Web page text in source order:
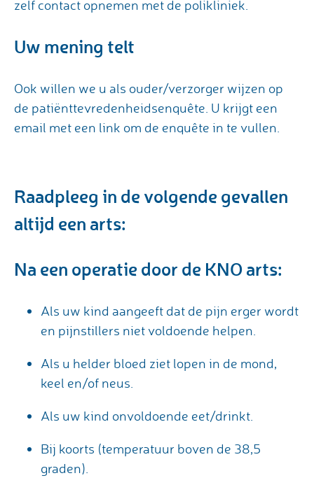
zelf contact opnemen met de polikliniek.
Uw mening telt
Ook willen we u als ouder/verzorger wijzen op
de patiënttevredenheidsenquête. U krijgt een
email met een link om de enquête in te vullen.
Raadpleeg in de volgende gevallen
altijd een arts:
Na een operatie door de KNO arts:
Als uw kind aangeeft dat de pijn erger wordt
en pijnstillers niet voldoende helpen.
Als u helder bloed ziet lopen in de mond,
keel en/of neus.
Als uw kind onvoldoende eet/drinkt.
Bij koorts (temperatuur boven de 38,5
graden).